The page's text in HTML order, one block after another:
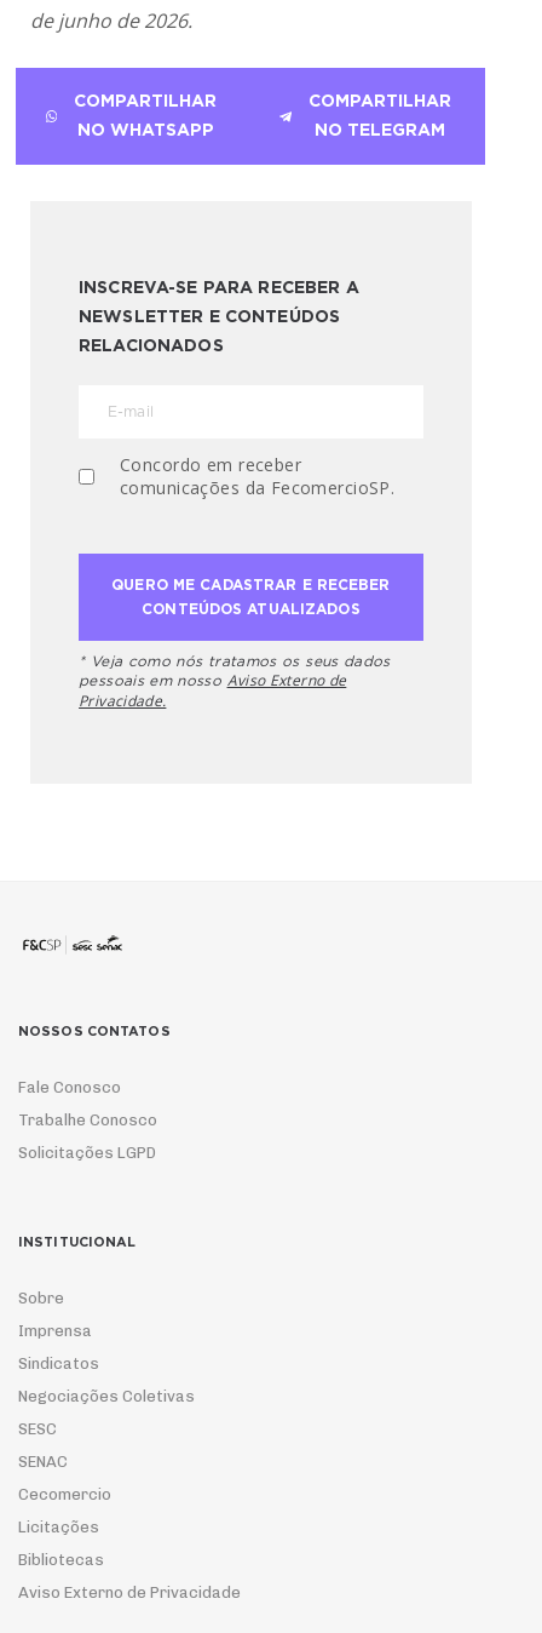
de junho de 2026.
COMPARTILHAR
NO WHATSAPP
COMPARTILHAR
NO TELEGRAM
INSCREVA-SE PARA RECEBER A
NEWSLETTER E CONTEÚDOS
RELACIONADOS
Concordo em receber
comunicações da FecomercioSP.
* Veja como nós tratamos os seus dados
pessoais em nosso Aviso Externo de
Privacidade.
NOSSOS CONTATOS
Fale Conosco
Trabalhe Conosco
Solicitações LGPD
INSTITUCIONAL
Sobre
Imprensa
Sindicatos
Negociações Coletivas
SESC
SENAC
Cecomercio
Licitações
Bibliotecas
Aviso Externo de Privacidade